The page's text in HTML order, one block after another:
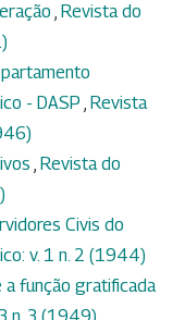
, Revista do
- DASP , Revista
, Revista do
Civis do
v. 1 n. 2 (1944)
a função gratificada